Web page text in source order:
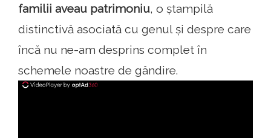
familii aveau patrimoniu, o ștampilă
distinctivă asociată cu genul și despre care
încă nu ne-am desprins complet în
schemele noastre de gândire.